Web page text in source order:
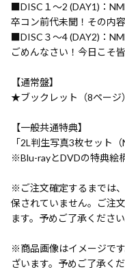
■DISC１～2 (DAY1)：
卒コン前代未聞！その内
■DISC３～4 (DAY2)：
ごめんなさい！今日こそ
【通常盤】
★ブックレット（8ページ）
【一般共通特典】
「2L判生写真3枚セット
※Blu-rayとDVDの特典絵
※ご注文確定するまでは
保されていません。ご注
ます。予めご了承ください
※商品画像はイメージで
ざいます。予めご了承くだ